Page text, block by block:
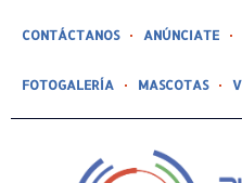
CONTÁCTANOS ANÚNCIATE
FOTOGALERÍA MASCOTAS